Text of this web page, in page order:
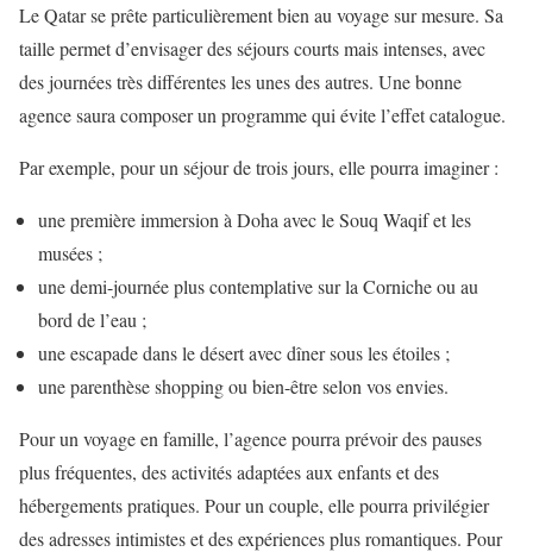
Le Qatar se prête particulièrement bien au voyage sur mesure. Sa
taille permet d’envisager des séjours courts mais intenses, avec
des journées très différentes les unes des autres. Une bonne
agence saura composer un programme qui évite l’effet catalogue.
Par exemple, pour un séjour de trois jours, elle pourra imaginer :
une première immersion à Doha avec le Souq Waqif et les
musées ;
une demi-journée plus contemplative sur la Corniche ou au
bord de l’eau ;
une escapade dans le désert avec dîner sous les étoiles ;
une parenthèse shopping ou bien-être selon vos envies.
Pour un voyage en famille, l’agence pourra prévoir des pauses
plus fréquentes, des activités adaptées aux enfants et des
hébergements pratiques. Pour un couple, elle pourra privilégier
des adresses intimistes et des expériences plus romantiques. Pour